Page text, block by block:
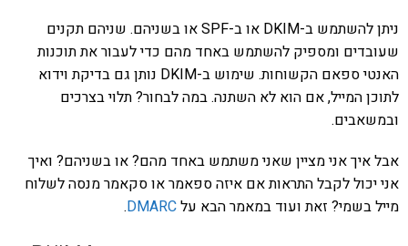
ניתן להשתמש ב-DKIM או ב-SPF או בשניהם. שניהם תקנים
שעובדים ומספיק להשתמש באחד מהם כדי לעבור את תוכנות
האנטי ספאם הקשוחות. שימוש ב-DKIM נותן גם בדיקת וידוא
לתוכן המייל, אם הוא לא השתנה. במה לבחור? תלוי בצרכים
ובמשאבים.
אבל איך אני מציין שאני משתמש באחד מהם? או בשניהם? ואיך
אני יכול לקבל התראות אם איזה ספאמר או סקאמר מנסה לשלוח
מייל בשמי? זאת ועוד במאמר הבא עלDMARC
.